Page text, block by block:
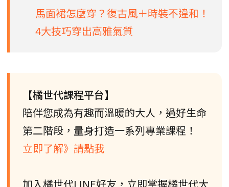
馬面裙怎麼穿？復古風＋時裝不違和！
4大技巧穿出高雅氣質
【橘世代課程平台】
陪伴您成為有趣而溫暖的大人，過好生命
第二階段，量身打造一系列專業課程！
立即了解》請點我
加入橘世代LINE好友，立即掌握橘世代大